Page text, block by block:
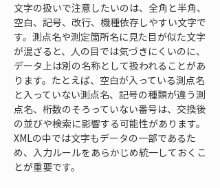
文字の扱いで注意したいのは、全角と半角、
空白、記号、改行、機種依存しやすい文字で
す。測点名や測定箇所名に見た目が似た文字
が混ざると、人の目では気づきにくいのに、
データ上は別の名称として扱われることがあ
ります。たとえば、空白が入っている測点名
と入っていない測点名、記号の種類が違う測
点名、桁数のそろっていない番号は、交換後
の並びや検索に影響する可能性があります。
XMLの中では文字もデータの一部であるた
め、入力ルールをあらかじめ統一しておくこ
とが重要です。